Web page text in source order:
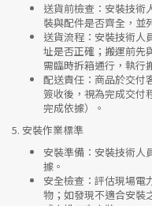
送貨前檢查 ：安裝技
裝與配件是否齊全，並
送貨流程 ：安裝技術
址是否正確；搬運前先
需臨時拆箱通行，執行
配送責任 ：商品於交
簽收後，視為完成交付
完成依據）。
5. 安裝作業標準
安裝準備 ：安裝技術
據。
安全檢查 ：評估現場
物；如發現不適合安裝